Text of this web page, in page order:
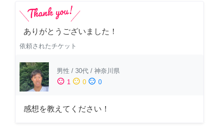
ありがとうございました！
依頼されたチケット
男性 / 30代 / 神奈川県
sentiment_satisfied 1 sentiment_neutral 0 sentiment_dissatisfied 0
感想を教えてください！